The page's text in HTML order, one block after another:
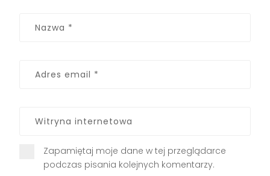
Zapamiętaj moje dane w tej przeglądarce
podczas pisania kolejnych komentarzy.